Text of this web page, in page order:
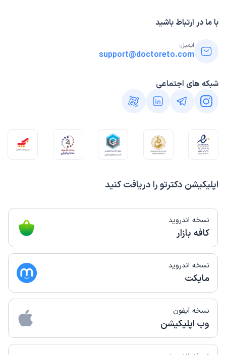
اپلیکیشن دکترتو را دریافت کنید
نسخه اندروید
کافه بازار
نسخه اندروید
مایکت
نسخه آیفون
وب اپلیکیشن
با ما در ارتباط باشید
ایمیل:
support@doctoreto.com
شبکه های اجتماعی